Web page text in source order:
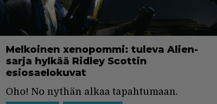
Melkoinen xenopommi: tuleva Alien-
sarja hylkää Ridley Scottin
esiosaelokuvat
Oho! No nythän alkaa tapahtumaan.